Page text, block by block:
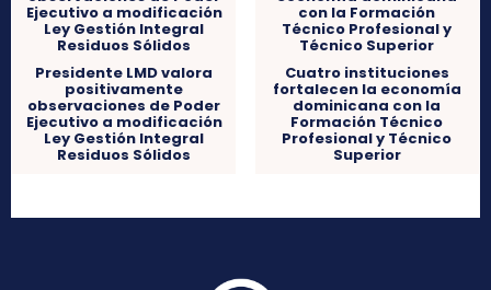
Presidente LMD valora
positivamente
observaciones de Poder
Ejecutivo a modificación
Ley Gestión Integral
Residuos Sólidos
Cuatro instituciones
fortalecen la economía
dominicana con la
Formación Técnico
Profesional y Técnico
Superior